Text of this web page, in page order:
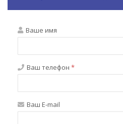
Ваше имя
Ваш телефон *
Ваш E-mail